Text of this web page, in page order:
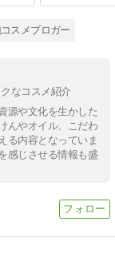
スメブロガー
なコスメ紹介
源や文化を生かした
んやオイル、こだわ
る内容となっていま
感じさせる情報も盛